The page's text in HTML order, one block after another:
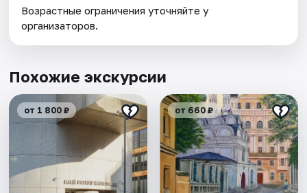
Возрастные ограничения уточняйте у
организаторов.
Похожие экскурсии
от 1 800 ₽ от 660 ₽